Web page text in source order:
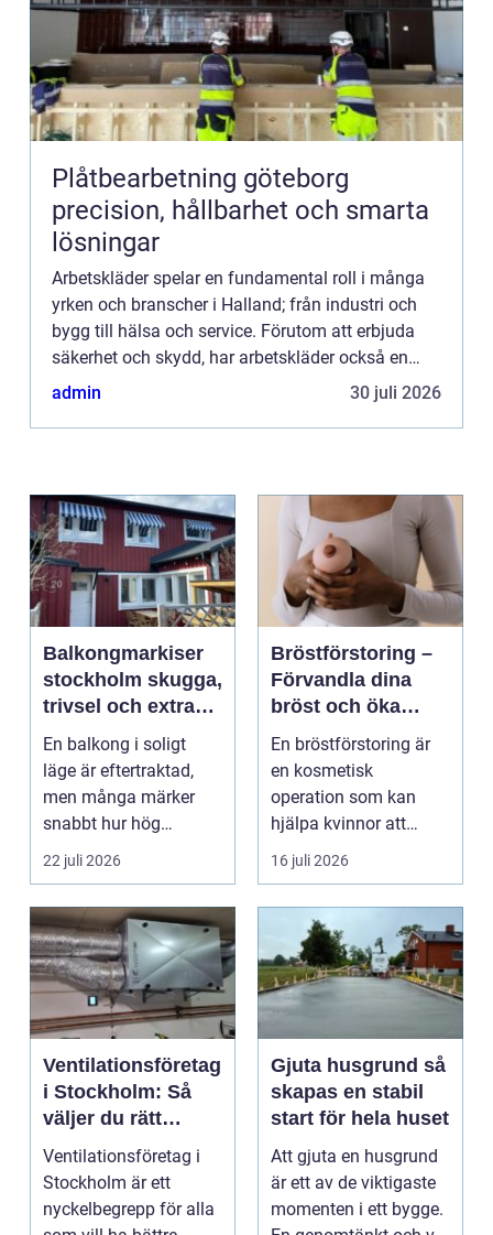
Plåtbearbetning göteborg
precision, hållbarhet och smarta
lösningar
Arbetskläder spelar en fundamental roll i många
yrken och branscher i Halland; från industri och
bygg till hälsa och service. Förutom att erbjuda
säkerhet och skydd, har arbetskläder också en
viktig funktion...
admin 30 juli 2026
Balkongmarkiser
stockholm skugga,
trivsel och extra
rum utomhus
En balkong i soligt
läge är eftertraktad,
men många märker
snabbt hur hög
värmen kan bli under
22 juli 2026
Bröstförstoring –
Förvandla dina
bröst och öka
självförtroendet
En bröstförstoring är
en kosmetisk
operation som kan
hjälpa kvinnor att
uppn&ari...
16 juli 2026
Ventilationsföretag
i Stockholm: Så
väljer du rätt
expert på frisk luft
Ventilationsföretag i
Stockholm är ett
nyckelbegrepp för alla
Gjuta husgrund så
skapas en stabil
start för hela huset
Att gjuta en husgrund
är ett av de viktigaste
momenten i ett bygge.